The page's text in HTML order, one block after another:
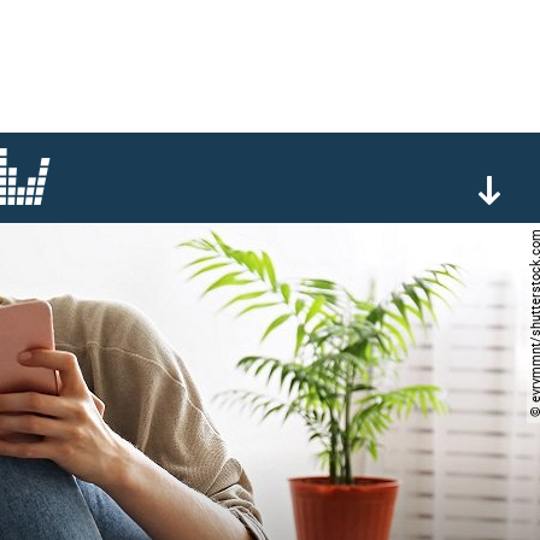
© evrymmnt/shutterstock.com